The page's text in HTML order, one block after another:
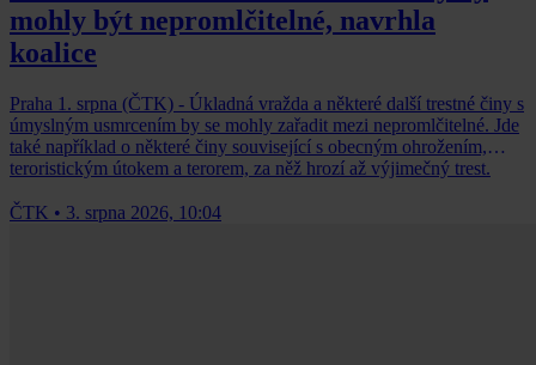
mohly být nepromlčitelné, navrhla
koalice
Praha 1. srpna (ČTK) - Úkladná vražda a některé další trestné činy s
úmyslným usmrcením by se mohly zařadit mezi nepromlčitelné. Jde
také například o některé činy související s obecným ohrožením,
teroristickým útokem a terorem, za něž hrozí až výjimečný trest.
ČTK • 3. srpna 2026, 10:04